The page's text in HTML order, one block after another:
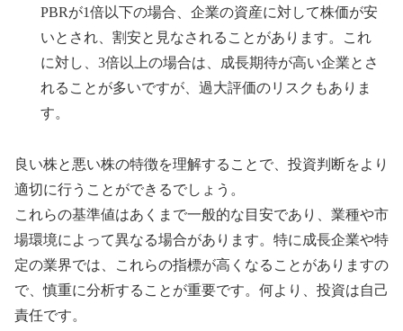
PBRが1倍以下の場合、企業の資産に対して株価が安
いとされ、割安と見なされることがあります。これ
に対し、3倍以上の場合は、成長期待が高い企業とさ
れることが多いですが、過大評価のリスクもありま
す。
良い株と悪い株の特徴を理解することで、投資判断をより
適切に行うことができるでしょう。
これらの基準値はあくまで一般的な目安であり、業種や市
場環境によって異なる場合があります。特に成長企業や特
定の業界では、これらの指標が高くなることがありますの
で、慎重に分析することが重要です。何より、投資は自己
責任です。